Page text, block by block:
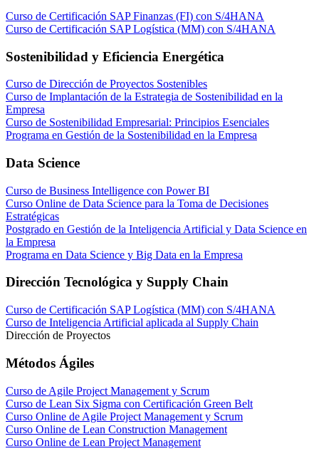
Curso de Certificación SAP Finanzas (FI) con S/4HANA
Curso de Certificación SAP Logística (MM) con S/4HANA
Sostenibilidad y Eficiencia Energética
Curso de Dirección de Proyectos Sostenibles
Curso de Implantación de la Estrategia de Sostenibilidad en la
Empresa
Curso de Sostenibilidad Empresarial: Principios Esenciales
Programa en Gestión de la Sostenibilidad en la Empresa
Data Science
Curso de Business Intelligence con Power BI
Curso Online de Data Science para la Toma de Decisiones
Estratégicas
Postgrado en Gestión de la Inteligencia Artificial y Data Science en
la Empresa
Programa en Data Science y Big Data en la Empresa
Dirección Tecnológica y Supply Chain
Curso de Certificación SAP Logística (MM) con S/4HANA
Curso de Inteligencia Artificial aplicada al Supply Chain
Dirección de Proyectos
Métodos Ágiles
Curso de Agile Project Management y Scrum
Curso de Lean Six Sigma con Certificación Green Belt
Curso Online de Agile Project Management y Scrum
Curso Online de Lean Construction Management
Curso Online de Lean Project Management